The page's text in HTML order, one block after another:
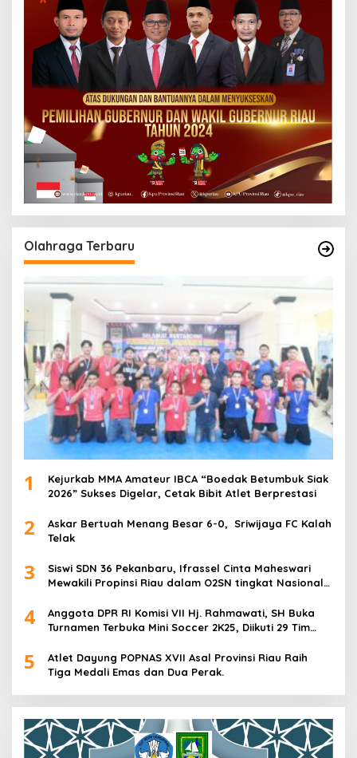
Olahraga Terbaru
1
Kejurkab MMA Amateur IBCA “Boedak Betumbuk Siak
2026” Sukses Digelar, Cetak Bibit Atlet Berprestasi
2
Askar Bertuah Menang Besar 6-0, Sriwijaya FC Kalah
Telak
3
Siswi SDN 36 Pekanbaru, Ifrassel Cinta Maheswari
Mewakili Propinsi Riau dalam O2SN tingkat Nasional
4
Anggota DPR RI Komisi VII Hj. Rahmawati, SH Buka
Turnamen Terbuka Mini Soccer 2K25, Diikuti 29 Tim
5
Atlet Dayung POPNAS XVII Asal Provinsi Riau Raih
Tiga Medali Emas dan Dua Perak.